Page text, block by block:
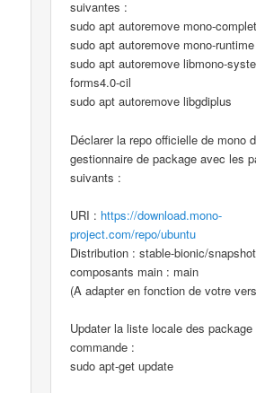
suivantes :
sudo apt autoremove mono-
sudo apt autoremove mono-runtime
sudo apt autoremove libmono-
forms4.0-cil
sudo apt autoremove libgdiplus
Déclarer la repo officielle de mono
gestionnaire de package avec les
suivants :
URI : https://download.mono-
project.com/repo/ubuntu
Distribution : stable-bionic/
composants main : main
(A adapter en fonction de votre
Updater la liste locale des
commande :
sudo apt-get update